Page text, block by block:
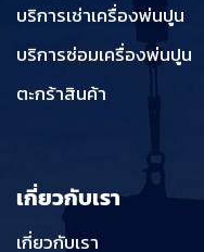
บริการเช่าเครื่องพ่นปูน
บริการซ่อมเครื่องพ่นปูน
ตะกร้าสินค้า
เกี่ยวกับเรา
เกี่ยวกับเรา